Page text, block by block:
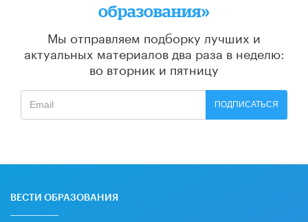
образования»
Мы отправляем подборку лучших и
актуальных материалов два раза в неделю:
во вторник и пятницу
ПОДПИСАТЬСЯ
ВЕСТИ ОБРАЗОВАНИЯ